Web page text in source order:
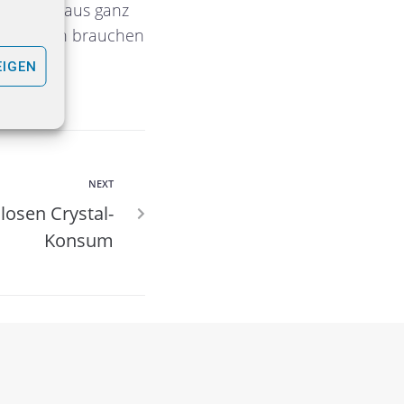
aus ganz
brauchen
NEXT
Crystal-
Konsum